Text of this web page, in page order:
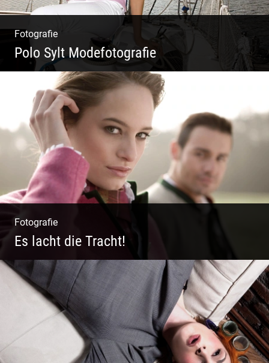
Fotografie
Polo Sylt Modefotografie
Polo Sylt Modefotografie
Fotografie
Es lacht die Tracht!
Wunderschöne Dirndl | Harmonische
Farben | Originelle Details | Edle Stoffe